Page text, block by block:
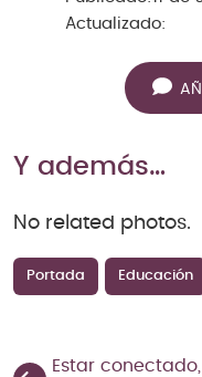
Actualizado:
Y además…
No related photos.
Portada Educación
Estar